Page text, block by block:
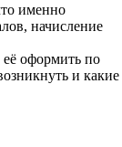
именно
начисление
оформить по
и какие